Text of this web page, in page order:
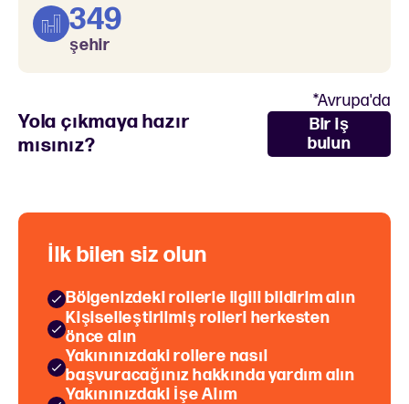
349
şehir
*Avrupa'da
Yola çıkmaya hazır
mısınız?
Bir iş
bulun
İlk bilen siz olun
Bölgenizdeki rollerle ilgili bildirim alın
Kişiselleştirilmiş rolleri herkesten
önce alın
Yakınınızdaki rollere nasıl
başvuracağınız hakkında yardım alın
Yakınınızdaki İşe Alım